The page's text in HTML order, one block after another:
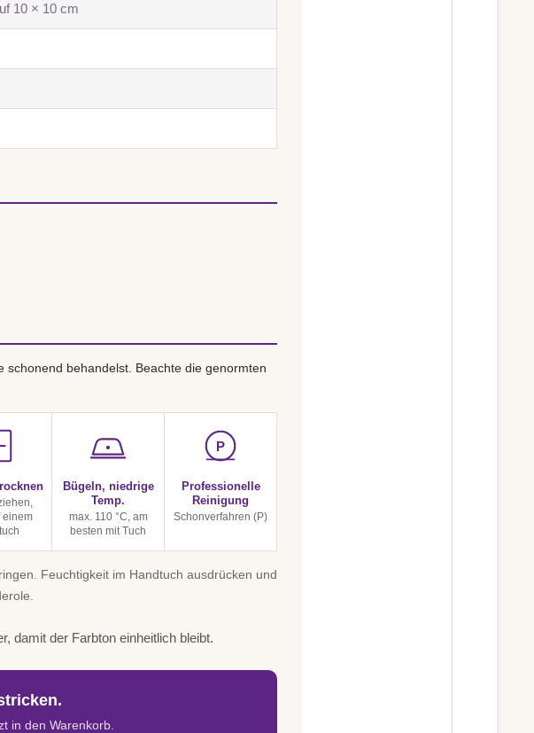
10 × 10 cm
behandelst. Beachte die genormten
einem
Bügeln, niedrige
Temp.
max. 110 °C, am
besten mit Tuch
P
Professionelle
Reinigung
Schonverfahren (P)
Feuchtigkeit im Handtuch ausdrücken und
damit der Farbton einheitlich bleibt.
in den Warenkorb.